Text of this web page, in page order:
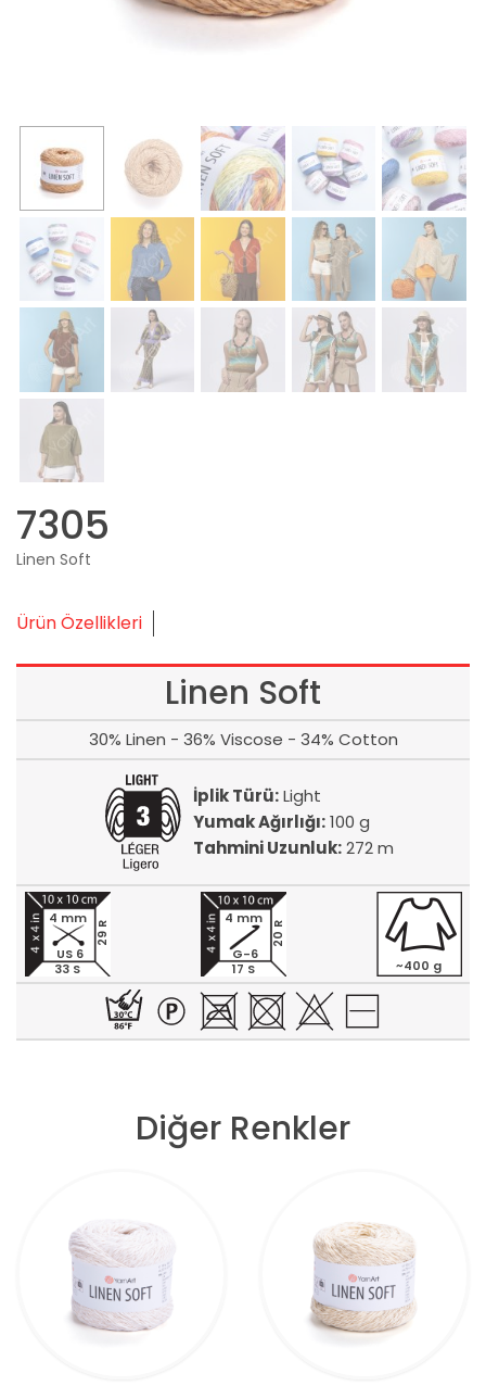
7305
Linen Soft
Ürün Özellikleri
Linen Soft
30% Linen - 36% Viscose - 34% Cotton
İplik Türü:Light
Yumak Ağırlığı:100 g
Tahmini Uzunluk:272 m
33 S
29 R
4 mm
US 6
17 S
20 R
4 mm
G-6
~400 g
Diğer Renkler